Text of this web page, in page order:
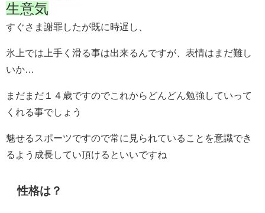
生意気
すぐさま謝罪したが既に時遅し、
氷上では上手く滑る事は出来るんですが、表情はまだ難し
いか…
まだまだ１４歳ですのでこれからどんどん勉強していって
くれる事でしょう
魅せるスポーツですので常に見られていることを意識でき
るよう成長してい頂けるといいですね
性格は？